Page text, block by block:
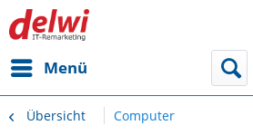
Menü
Übersicht Computer